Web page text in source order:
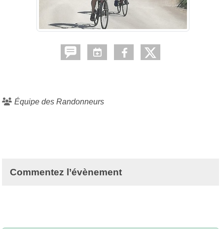
Équipe des Randonneurs
Commentez l’évènement